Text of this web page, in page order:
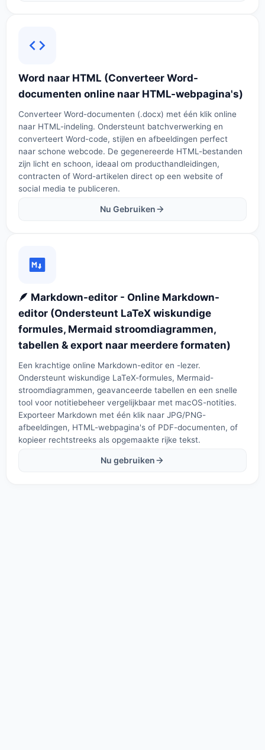
Word naar HTML (Converteer Word-
documenten online naar HTML-webpagina's)
Converteer Word-documenten (.docx) met één klik online
naar HTML-indeling. Ondersteunt batchverwerking en
converteert Word-code, stijlen en afbeeldingen perfect
naar schone webcode. De gegenereerde HTML-bestanden
zijn licht en schoon, ideaal om producthandleidingen,
contracten of Word-artikelen direct op een website of
social media te publiceren.
Nu Gebruiken
🪶 Markdown-editor - Online Markdown-
editor (Ondersteunt LaTeX wiskundige
formules, Mermaid stroomdiagrammen,
tabellen & export naar meerdere formaten)
Een krachtige online Markdown-editor en -lezer.
Ondersteunt wiskundige LaTeX-formules, Mermaid-
stroomdiagrammen, geavanceerde tabellen en een snelle
tool voor notitiebeheer vergelijkbaar met macOS-notities.
Exporteer Markdown met één klik naar JPG/PNG-
afbeeldingen, HTML-webpagina's of PDF-documenten, of
kopieer rechtstreeks als opgemaakte rijke tekst.
Nu gebruiken